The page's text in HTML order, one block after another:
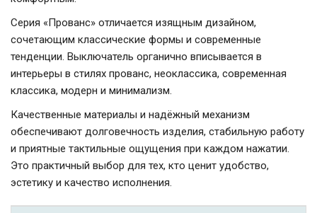
Серия «Прованс» отличается изящным дизайном,
сочетающим классические формы и современные
тенденции. Выключатель органично вписывается в
интерьеры в стилях прованс, неоклассика, современная
классика, модерн и минимализм.
Качественные материалы и надёжный механизм
обеспечивают долговечность изделия, стабильную работу
и приятные тактильные ощущения при каждом нажатии.
Это практичный выбор для тех, кто ценит удобство,
эстетику и качество исполнения.